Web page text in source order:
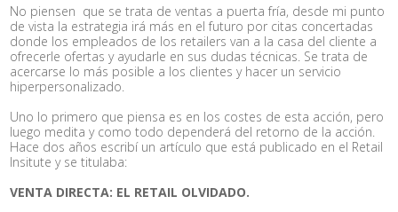
No piensen que se trata de ventas a puerta fría, desde mi punto
de vista la estrategia irá más en el futuro por citas concertadas
donde los empleados de los retailers van a la casa del cliente a
ofrecerle ofertas y ayudarle en sus dudas técnicas. Se trata de
acercarse lo más posible a los clientes y hacer un servicio
hiperpersonalizado.
Uno lo primero que piensa es en los costes de esta acción, pero
luego medita y como todo dependerá del retorno de la acción.
Hace dos años escribí un artículo que está publicado en el Retail
Insitute y se titulaba:
VENTA DIRECTA: EL RETAIL OLVIDADO.